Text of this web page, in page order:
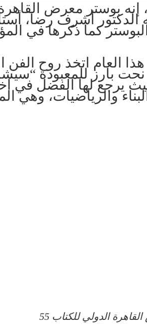
بوستر معرض
أشرف رضا،
كما ذكرها في
العام اتخذ روح الفن
بارز للمعبودة
يرجع لها الفضل في
والرياضيات، وهي
الدولي للكتاب 55